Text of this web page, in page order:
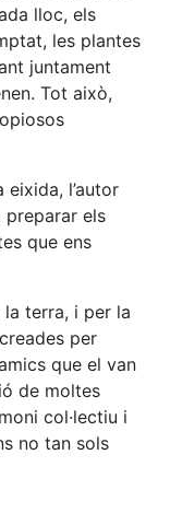
lloc, els
les plantes
juntament
Tot això,
l’autor
preparar els
que ens
la terra, i per la
per
que el van
de moltes
col·lectiu i
no tan sols